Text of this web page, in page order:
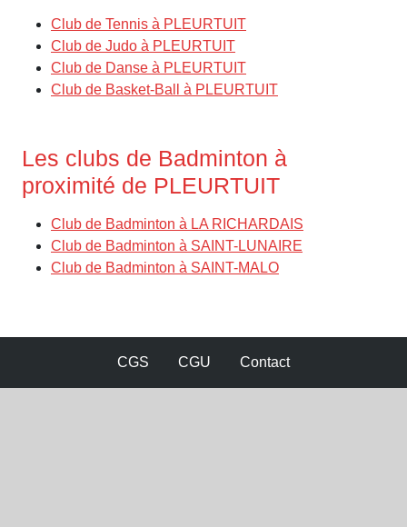
Club de Tennis à PLEURTUIT
Club de Judo à PLEURTUIT
Club de Danse à PLEURTUIT
Club de Basket-Ball à PLEURTUIT
Les clubs de Badminton à
proximité de PLEURTUIT
Club de Badminton à LA RICHARDAIS
Club de Badminton à SAINT-LUNAIRE
Club de Badminton à SAINT-MALO
CGS CGU Contact